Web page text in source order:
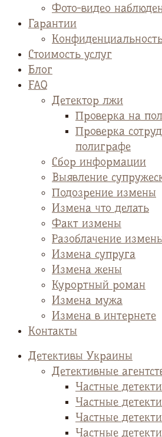
Фото-видео
Гарантии
Стоимость услуг
Блог
FAQ
Детектор лжи
Проверка на
Проверка
полиграфе
Сбор информации
Выявление
Подозрение измены
Измена что делать
Факт измены
Разоблачение
Измена супруга
Измена жены
Курортный роман
Измена мужа
Измена в интернете
Контакты
Детективы Украины
Детективные
Частные
Частные
Частные
Частные